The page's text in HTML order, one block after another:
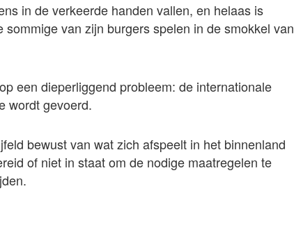
in de verkeerde handen vallen, en helaas is
van zijn burgers spelen in de smokkel van
een dieperliggend probleem: de internationale
wordt gevoerd.
bewust van wat zich afspeelt in het binnenland
of niet in staat om de nodige maatregelen te